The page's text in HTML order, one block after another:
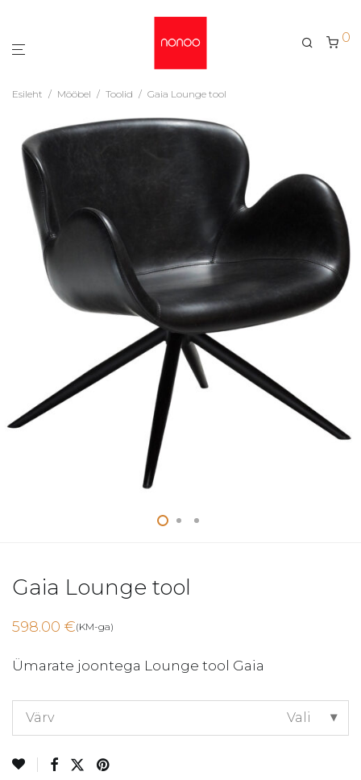
0
Esileht / Mööbel / Toolid / Gaia Lounge tool
Gaia Lounge tool
598.00 €(KM-ga)
Ümarate joontega Lounge tool Gaia
Värv Vali